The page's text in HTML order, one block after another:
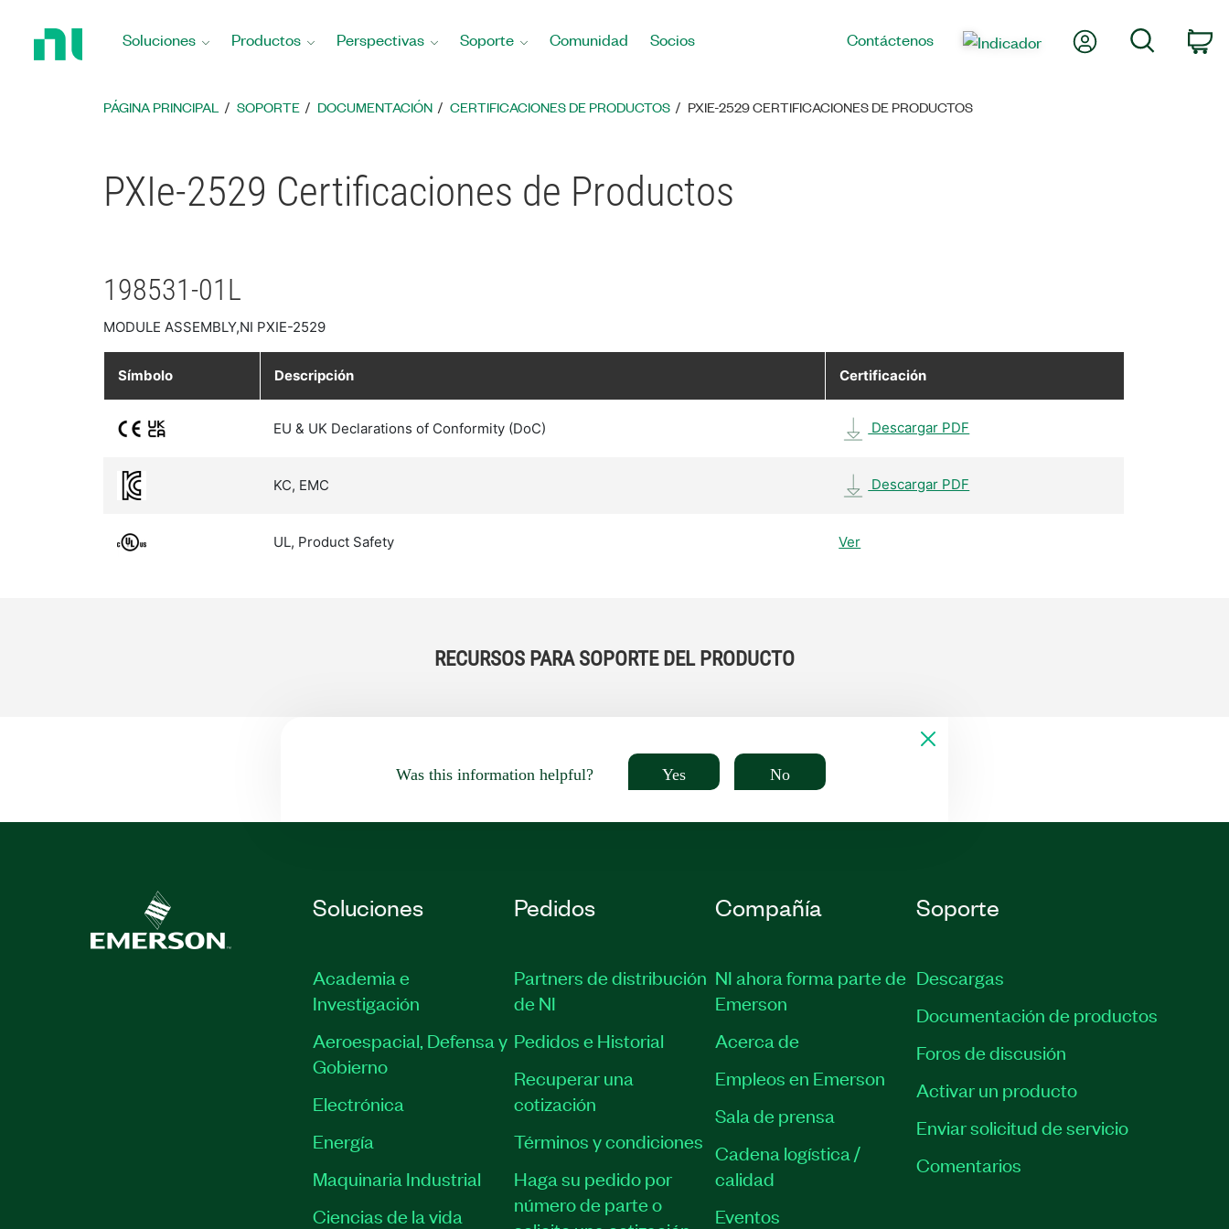
Soluciones Productos Perspectivas Soporte Comunidad Socios Contáctenos Mi cuenta Búsqueda
PÁGINA PRINCIPAL SOPORTE DOCUMENTACIÓN CERTIFICACIONES DE PRODUCTOS PXIE-2529 CERTIFICACIONES DE PRODUCTOS
PXIe-2529 Certificaciones de Productos
198531-01L
MODULE ASSEMBLY,NI PXIE-2529
Símbolo Descripción Certificación
EU & UK Declarations of Conformity (DoC) Descargar PDF
KC, EMC Descargar PDF
UL, Product Safety Ver
RECURSOS PARA SOPORTE DEL PRODUCTO
Was this information helpful? Yes No
Soluciones
Academia e
Investigación
Aeroespacial, Defensa y
Gobierno
Electrónica
Energía
Maquinaria Industrial
Ciencias de la vida
Pedidos
Partners de distribución
de NI
Pedidos e Historial
Recuperar una
cotización
Términos y condiciones
Haga su pedido por
número de parte o
Compañía
NI ahora forma parte de
Emerson
Acerca de
Empleos en Emerson
Sala de prensa
Cadena logística /
calidad
Eventos
Soporte
Descargas
Documentación de productos
Foros de discusión
Activar un producto
Enviar solicitud de servicio
Comentarios